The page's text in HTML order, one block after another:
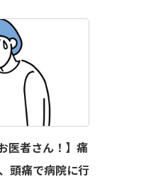
医者さん！】痛
頭痛で病院に行